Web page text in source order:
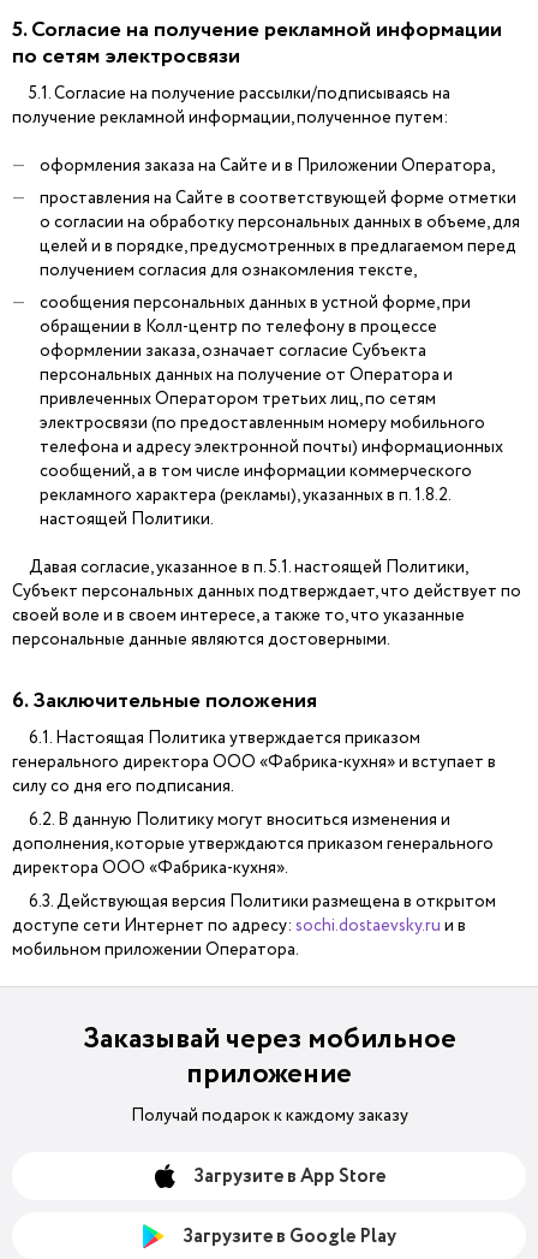
5. Согласие на получение рекламной информации
по сетям электросвязи
5.1. Согласие на получение рассылки/подписываясь на
получение рекламной информации, полученное путем:
оформления заказа на Сайте и в Приложении Оператора,
проставления на Сайте в соответствующей форме отметки
о согласии на обработку персональных данных в объеме, для
целей и в порядке, предусмотренных в предлагаемом перед
получением согласия для ознакомления тексте,
сообщения персональных данных в устной форме, при
обращении в Колл-центр по телефону в процессе
оформлении заказа, означает согласие Субъекта
персональных данных на получение от Оператора и
привлеченных Оператором третьих лиц, по сетям
электросвязи (по предоставленным номеру мобильного
телефона и адресу электронной почты) информационных
сообщений, а в том числе информации коммерческого
рекламного характера (рекламы), указанных в п. 1.8.2.
настоящей Политики.
Давая согласие, указанное в п. 5.1. настоящей Политики,
Субъект персональных данных подтверждает, что действует по
своей воле и в своем интересе, а также то, что указанные
персональные данные являются достоверными.
6. Заключительные положения
6.1. Настоящая Политика утверждается приказом
генерального директора ООО «Фабрика-кухня» и вступает в
силу со дня его подписания.
6.2. В данную Политику могут вноситься изменения и
дополнения, которые утверждаются приказом генерального
директора ООО «Фабрика-кухня».
6.3. Действующая версия Политики размещена в открытом
доступе сети Интернет по адресу: sochi.dostaevsky.ru и в
мобильном приложении Оператора.
Заказывай через мобильное
приложение
Получай подарок к каждому заказу
Загрузите в App Store
Загрузите в Google Play